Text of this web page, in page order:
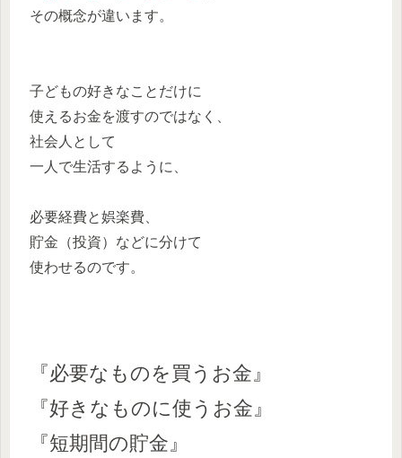
その概念が違います。
子どもの好きなことだけに
使えるお金を渡すのではなく、
社会人として
一人で生活するように、
必要経費と娯楽費、
貯金（投資）などに分けて
使わせるのです。
『必要なものを買うお金』
『好きなものに使うお金』
『短期間の貯金』